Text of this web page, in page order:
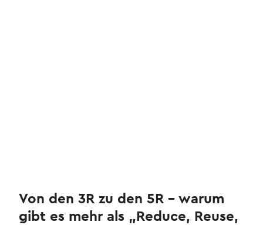
Von den 3R zu den 5R – warum
gibt es mehr als „Reduce, Reuse,